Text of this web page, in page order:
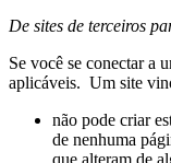
De sites de terceiros
Se você se conectar a
aplicáveis. Um site
não pode criar
de nenhuma
que alteram de